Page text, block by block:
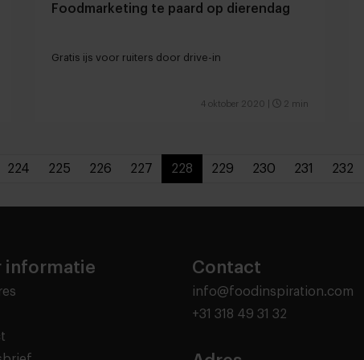
Foodmarketing te paard op dierendag
Gratis ijs voor ruiters door drive-in
4 oktober 2020 2 min
224 225 226 227 228 229 230 231 232
informatie Contact
info@foodinspiration.com
+31 318 49 31 32